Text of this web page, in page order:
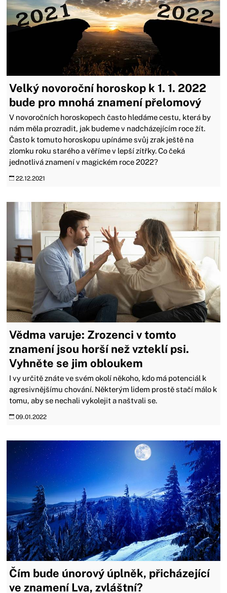
Velký novoroční horoskop k 1. 1. 2022
bude pro mnohá znamení přelomový
V novoročních horoskopech často hledáme cestu, která by
nám měla prozradit, jak budeme v nadcházejícím roce žít.
Často k tomuto horoskopu upínáme svůj zrak ještě na
zlomku roku starého a věříme v lepší zítřky. Co čeká
jednotlivá znamení v magickém roce 2022?
22.12.2021
Vědma varuje: Zrozenci v tomto
znamení jsou horší než vzteklí psi.
Vyhněte se jim obloukem
I vy určitě znáte ve svém okolí někoho, kdo má potenciál k
agresivnějšímu chování. Některým lidem prostě stačí málo k
tomu, aby se nechali vykolejit a naštvali se.
09.01.2022
Čím bude únorový úplněk, přicházející
ve znamení Lva, zvláštní?